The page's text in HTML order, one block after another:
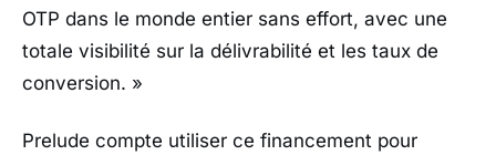
OTP dans le monde entier sans effort, avec une
totale visibilité sur la délivrabilité et les taux de
conversion. »
Prelude compte utiliser ce financement pour